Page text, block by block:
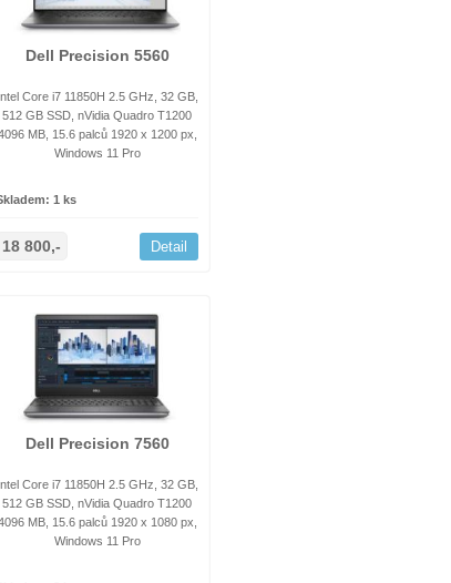
Dell Precision 5560
Core i7 11850H 2.5 GHz, 32 GB,
512 GB SSD, nVidia Quadro T1200
MB, 15.6 palců 1920 x 1200 px,
Windows 11 Pro
1 ks
18 800,- Detail
Dell Precision 7560
Core i7 11850H 2.5 GHz, 32 GB,
512 GB SSD, nVidia Quadro T1200
MB, 15.6 palců 1920 x 1080 px,
Windows 11 Pro